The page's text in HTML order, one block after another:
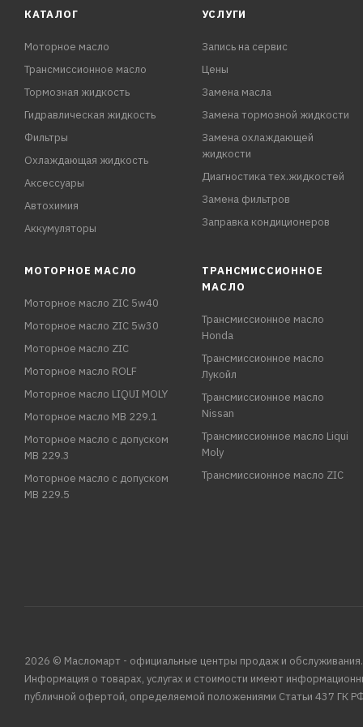
КАТАЛОГ
Моторное масло
Трансмиссионное масло
Тормозная жидкость
Гидравлическая жидкость
Фильтры
Охлаждающая жидкость
Аксессуары
Автохимия
Аккумуляторы
УСЛУГИ
Запись на сервис
Цены
Замена масла
Замена тормозной жидкости
Замена охлаждающей
жидкости
Диагностика тех.жидкостей
Замена фильтров
Заправка кондиционеров
МОТОРНОЕ МАСЛО
Моторное масло ZIC 5w40
Моторное масло ZIC 5w30
Моторное масло ZIC
Моторное масло ROLF
Моторное масло LIQUI MOLY
Моторное масло MB 229.1
Моторное масло с допуском
MB 229.3
Моторное масло с допуском
MB 229.5
ТРАНСМИССИОННОЕ
МАСЛО
Трансмиссионное масло
Honda
Трансмиссионное масло
Лукойл
Трансмиссионное масло
Nissan
Трансмиссионное масло Liqui
Moly
Трансмиссионное масло ZIC
2026 © Масломарт - официальные центры продаж и обслуживания.
Информация о товарах, услугах и стоимости имеют
публичной офертой, определяемой положениями Статьи 437 ГК